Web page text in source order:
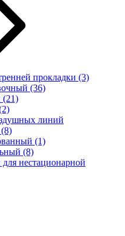
прокладки (3)
(36)
(21)
линий
(8)
(1)
(8)
нестационарной